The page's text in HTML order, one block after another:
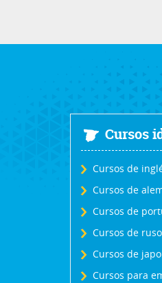
Cursos
Cursos de
Cursos de
Cursos de
Cursos de ruso
Cursos de
Cursos para